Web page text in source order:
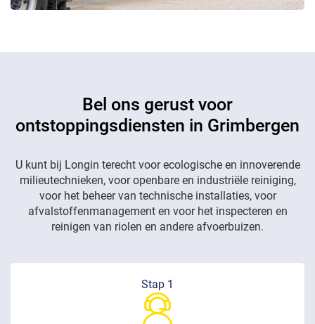
Bel ons gerust voor
ontstoppingsdiensten in Grimbergen
U kunt bij Longin terecht voor ecologische en innoverende
milieutechnieken, voor openbare en industriële reiniging,
voor het beheer van technische installaties, voor
afvalstoffenmanagement en voor het inspecteren en
reinigen van riolen en andere afvoerbuizen.
Stap 1